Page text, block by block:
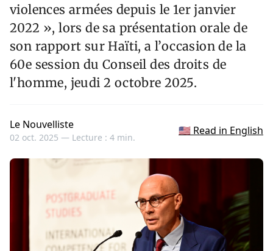
violences armées depuis le 1er janvier
2022 », lors de sa présentation orale de
son rapport sur Haïti, a l’occasion de la
60e session du Conseil des droits de
l'homme, jeudi 2 octobre 2025.
Le Nouvelliste
02 oct. 2025 — Lecture : 4 min.
🇺🇸 Read in English